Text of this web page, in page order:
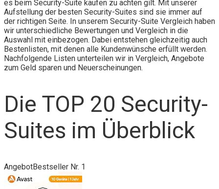
es beim Security-Suite kaufen zu achten gilt. Mit unserer
Aufstellung der besten Security-Suites sind sie immer auf
der richtigen Seite. In unserem Security-Suite Vergleich haben
wir unterschiedliche Bewertungen und Vergleich in die
Auswahl mit einbezogen. Dabei entstehen gleichzeitig auch
Bestenlisten, mit denen alle Kundenwünsche erfüllt werden.
Nachfolgende Listen unterteilen wir in Vergleich, Angebote
zum Geld sparen und Neuerscheinungen.
Die TOP 20 Security-
Suites im Überblick
AngebotBestseller Nr. 1